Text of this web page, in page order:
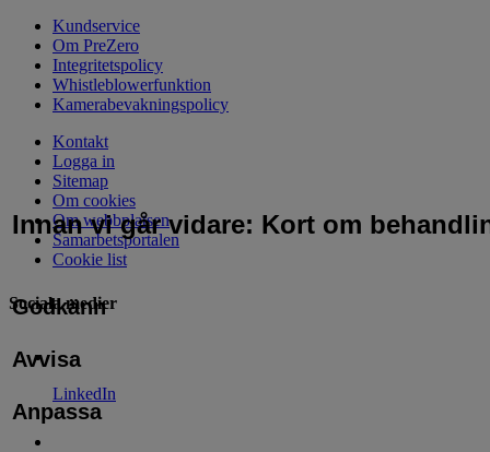
Innan vi går vidare: Kort om
Anpassa
Avvisa
Godkänn
Kundservice
Om PreZero
Integritetspolicy
Whistleblowerfunktion
Kamerabevakningspolicy
Kontakt
Logga in
Sitemap
Om cookies
Om webbplatsen
Samarbetsportalen
Cookie list
Sociala medier
LinkedIn